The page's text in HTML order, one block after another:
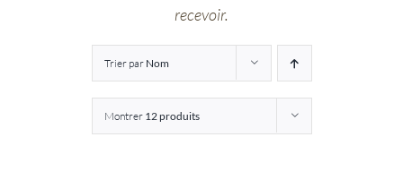
recevoir.
Trier par Nom
Montrer 12 produits